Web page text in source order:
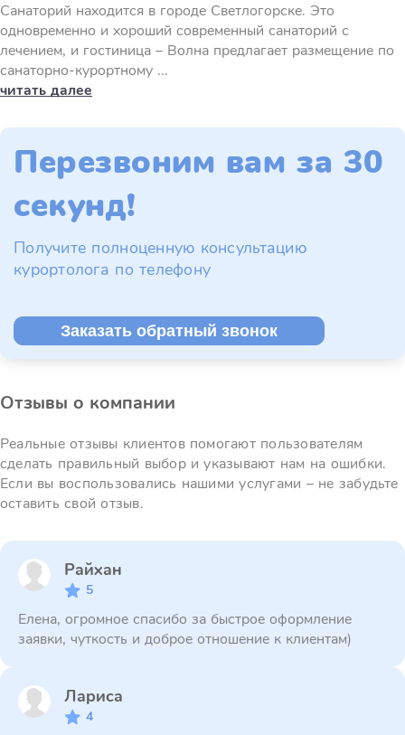
Санаторий находится в городе Светлогорске. Это
одновременно и хороший современный санаторий с
лечением, и гостиница – Волна предлагает размещение по
санаторно-курортному ...
читать далее
Перезвоним вам за 30
секунд!
Получите полноценную консультацию
курортолога по телефону
Заказать обратный звонок
Отзывы о компании
Реальные отзывы клиентов помогают пользователям
сделать правильный выбор и указывают нам на ошибки.
Если вы воспользовались нашими услугами – не забудьте
оставить свой отзыв.
Райхан
5
Елена, огромное спасибо за быстрое оформление
заявки, чуткость и доброе отношение к клиентам)
Лариса
4